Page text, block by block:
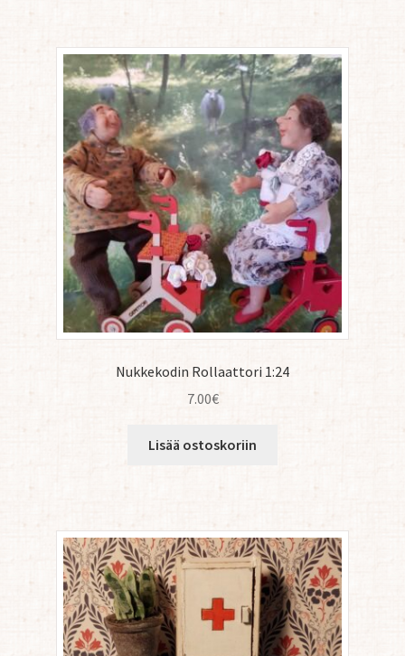
Nukkekodin Rollaattori 1:24
7.00€
Lisää ostoskoriin